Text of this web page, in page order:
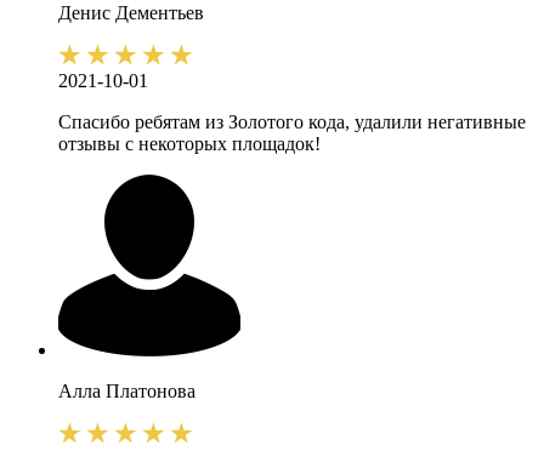
Денис Дементьев
2021-10-01
Спасибо ребятам из Золотого кода, удалили негативные
отзывы с некоторых площадок!
Алла Платонова